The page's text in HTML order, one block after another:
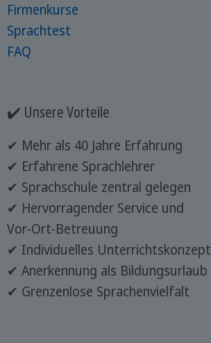
Firmenkurse
Sprachtest
FAQ
✔️ Unsere Vorteile
✔ Mehr als 40 Jahre Erfahrung
✔ Erfahrene Sprachlehrer
✔ Sprachschule zentral gelegen
✔ Hervorragender Service und
Vor-Ort-Betreuung
✔ Individuelles Unterrichtskonzept
✔ Anerkennung als Bildungsurlaub
✔ Grenzenlose Sprachenvielfalt